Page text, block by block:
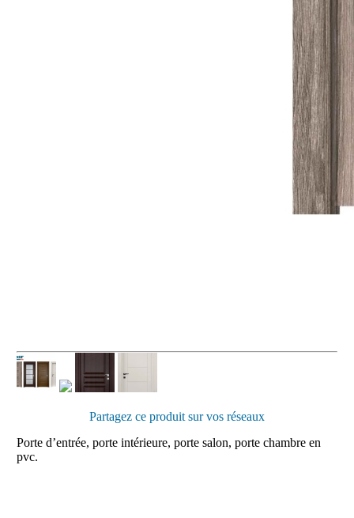
Partagez ce produit sur vos réseaux
Porte d’entrée, porte intérieure, porte salon, porte chambre en
pvc.